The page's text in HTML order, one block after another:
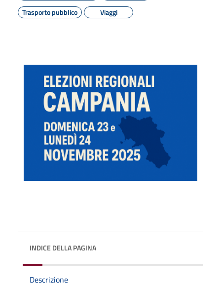
Trasporto pubblico
Viaggi
INDICE DELLA PAGINA
Descrizione